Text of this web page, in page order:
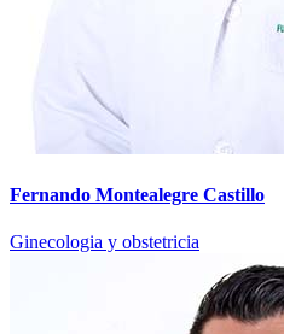
Fernando Montealegre Castillo
Ginecologia y obstetricia